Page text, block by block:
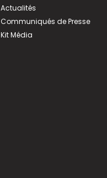
Actualités
Communiqués de Presse
Kit Média